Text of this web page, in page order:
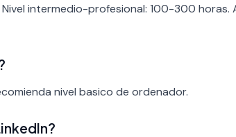
intermedio-profesional: 100-300 horas.
nivel basico de ordenador.